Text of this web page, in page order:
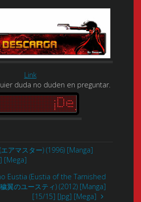
Link
duda no duden en preguntar.
アマスター) (1996) [Manga]
[Mega]
Eustia (Eustia of the Tarnished
翼のユースティ) (2012) [Manga]
[15/15] [Jpg] [Mega]